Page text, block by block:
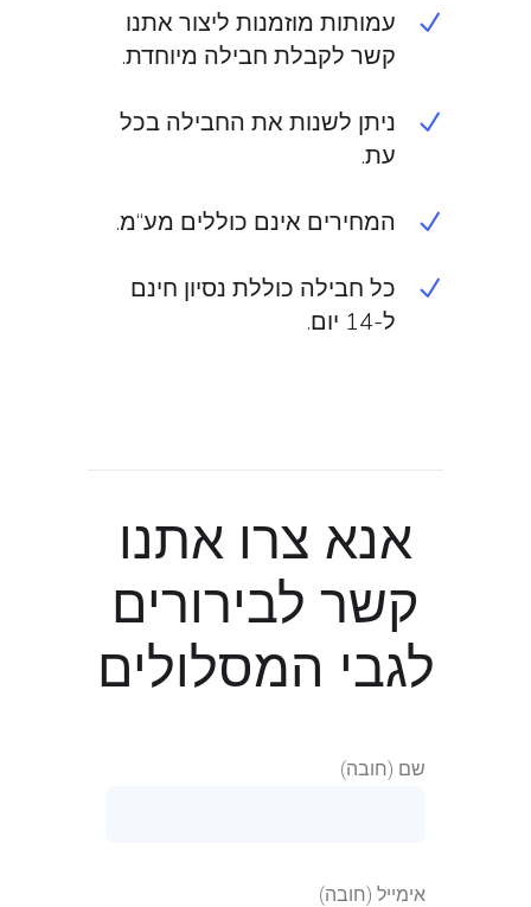
עמותות מוזמנות ליצור אתנו
קשר לקבלת חבילה מיוחדת.
ניתן לשנות את החבילה בכל
עת.
המחירים אינם כוללים מע“מ.
כל חבילה כוללת נסיון חינם
ל-14 יום.
אנא צרו אתנו
קשר לבירורים
לגבי המסלולים
שם (חובה)
אימייל (חובה)